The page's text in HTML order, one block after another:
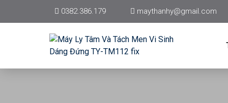
0382.386.179 maythanhy@gmail.com